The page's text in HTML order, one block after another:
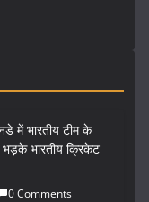
में भारतीय टीम के
भारतीय क्रिकेट
0 Comments